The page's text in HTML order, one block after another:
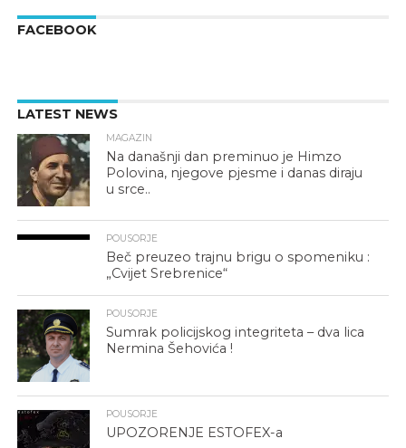
FACEBOOK
LATEST NEWS
MAGAZIN
Na današnji dan preminuo je Himzo
Polovina, njegove pjesme i danas diraju
u srce..
POUSORJE
Beč preuzeo trajnu brigu o spomeniku :
„Cvijet Srebrenice“
POUSORJE
Sumrak policijskog integriteta – dva lica
Nermina Šehovića !
POUSORJE
UPOZORENJE ESTOFEX-a